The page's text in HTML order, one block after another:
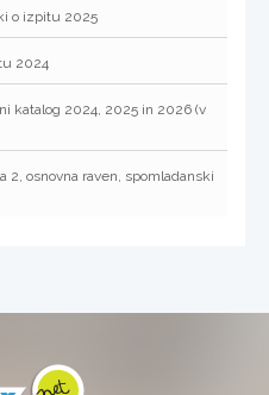
o izpitu 2025
2024
katalog 2024, 2025 in 2026 (v
2, osnovna raven, spomladanski